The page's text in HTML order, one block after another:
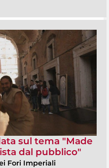
sul tema "Made
dal pubblico"
Fori Imperiali